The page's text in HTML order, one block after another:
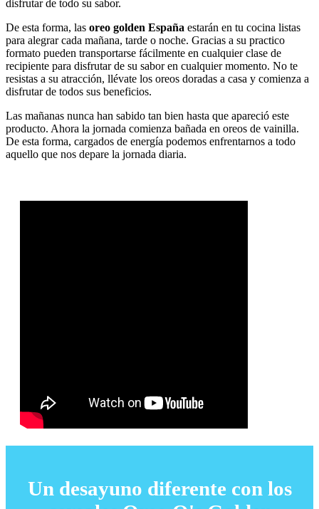
disfrutar de todo su sabor.
De esta forma, las oreo golden España estarán en tu cocina listas
para alegrar cada mañana, tarde o noche. Gracias a su practico
formato pueden transportarse fácilmente en cualquier clase de
recipiente para disfrutar de su sabor en cualquier momento. No te
resistas a su atracción, llévate los oreos doradas a casa y comienza a
disfrutar de todos sus beneficios.
Las mañanas nunca han sabido tan bien hasta que apareció este
producto. Ahora la jornada comienza bañada en oreos de vainilla.
De esta forma, cargados de energía podemos enfrentarnos a todo
aquello que nos depare la jornada diaria.
Un desayuno diferente con los